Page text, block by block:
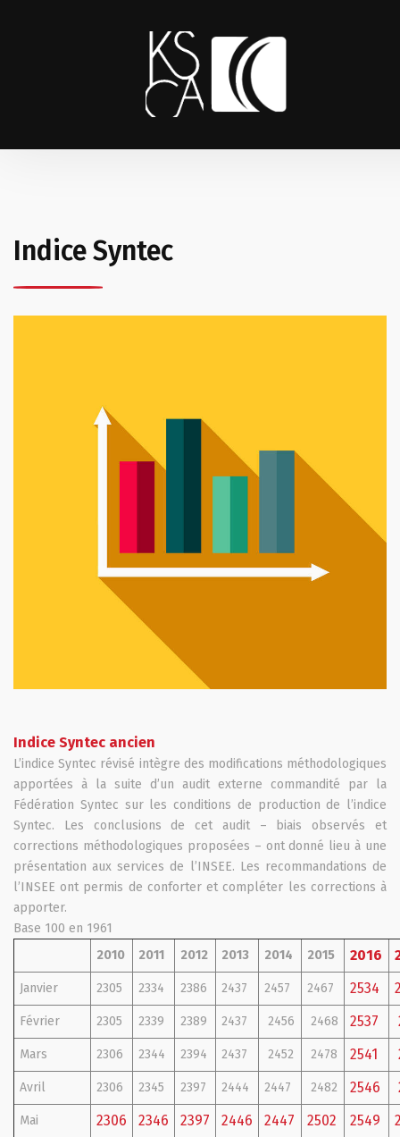
Indice Syntec
Indice Syntec ancien
L’indice Syntec révisé intègre des modifications méthodologiques
apportées à la suite d’un audit externe commandité par la
Fédération Syntec sur les conditions de production de l’indice
Syntec. Les conclusions de cet audit – biais observés et
corrections méthodologiques proposées – ont donné lieu à une
présentation aux services de l’INSEE. Les recommandations de
l’INSEE ont permis de conforter et compléter les corrections à
apporter.
Base 100 en 1961
2010
2011 2012 2013 2014 2015 2016
Janvier 2305 2334 2386 2437 2457 2467 2534
Février 2305 2339 2389 2437 2456 2468 2537
Mars 2306 2344 2394 2437 2452 2478 2541
Avril 2306 2345 2397 2444 2447 2482 2546
Mai 2306 2346 2397 2446 2447 2502 2549